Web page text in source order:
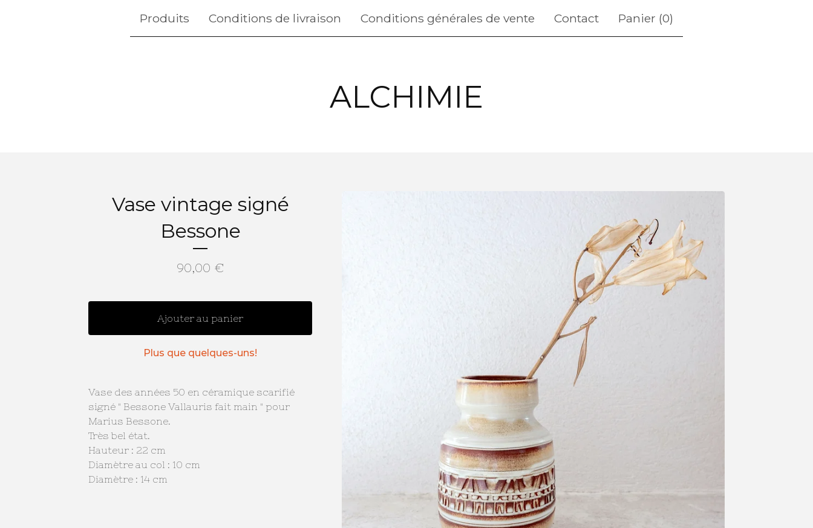
Produits Conditions de livraison Conditions générales de vente Contact Panier (0)
ALCHIMIE
Vase vintage signé
Bessone
90,00 €
Ajouter au panier
Plus que quelques-uns!
Vase des années 50 en céramique scarifié
signé " Bessone Vallauris fait main " pour
Marius Bessone.
Très bel état.
Hauteur : 22 cm
Diamètre au col : 10 cm
Diamètre : 14 cm